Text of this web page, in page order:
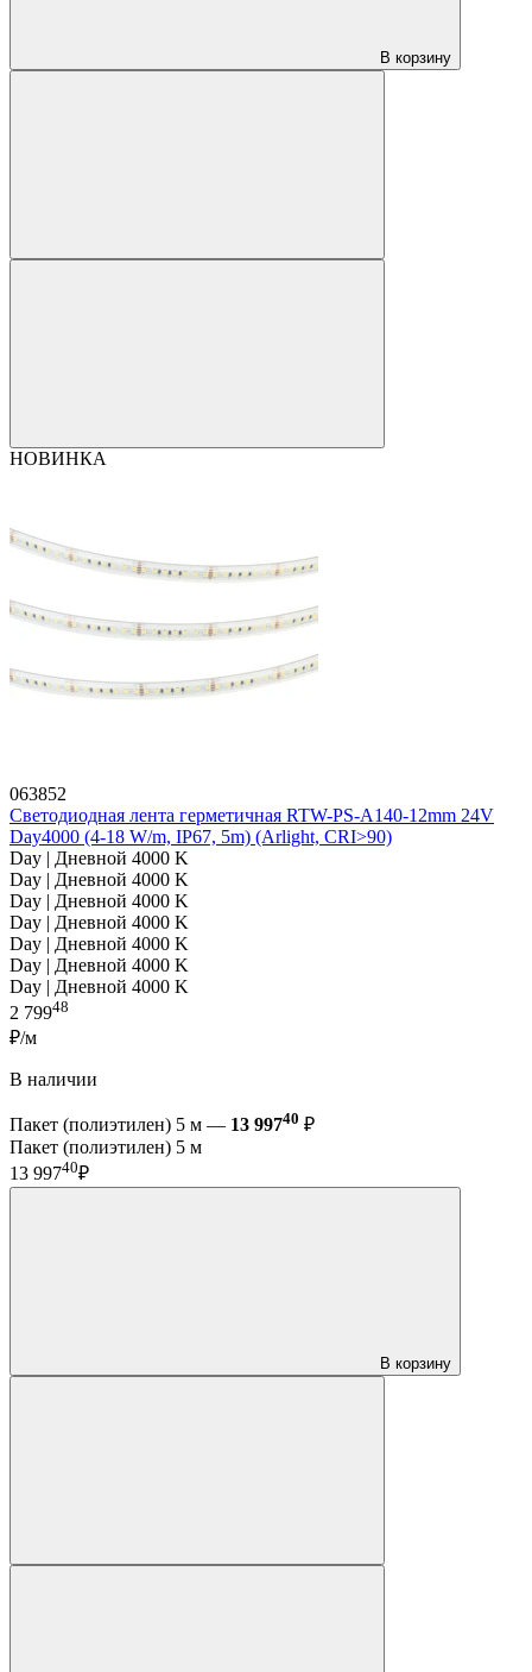
В корзину
НОВИНКА
063852
Светодиодная лента герметичная RTW-PS-A140-12mm 24V
Day4000 (4-18 W/m, IP67, 5m) (Arlight, CRI>90)
Day | Дневной 4000 K
Day | Дневной 4000 K
Day | Дневной 4000 K
Day | Дневной 4000 K
Day | Дневной 4000 K
Day | Дневной 4000 K
Day | Дневной 4000 K
2 79948
₽/м
В наличии
Пакет (полиэтилен) 5 м — 13 99740 ₽
Пакет (полиэтилен) 5 м
13 99740₽
В корзину